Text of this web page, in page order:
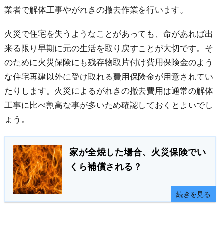
業者で解体工事やがれきの撤去作業を行います。
火災で住宅を失うようなことがあっても、命があれば出
来る限り早期に元の生活を取り戻すことが大切です。そ
のために火災保険にも残存物取片付け費用保険金のよう
な住宅再建以外に受け取れる費用保険金が用意されてい
たりします。火災によるがれきの撤去費用は通常の解体
工事に比べ割高な事が多いため確認しておくとよいでし
ょう。
家が全焼した場合、火災保険でい
くら補償される？
続きを見る